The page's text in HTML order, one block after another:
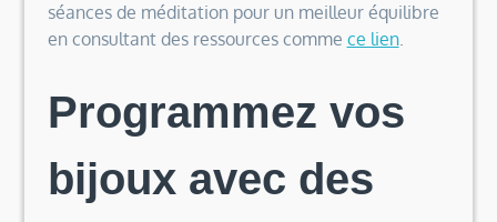
séances de méditation pour un meilleur équilibre
en consultant des ressources comme ce lien.
Programmez vos
bijoux avec des